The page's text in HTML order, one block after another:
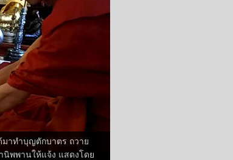
าทำบุญตักบาตร ถวาย
พพานให้แจ้ง แสดงโดย